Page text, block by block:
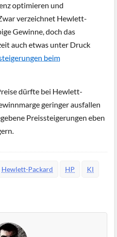
optimieren und
verzeichnet Hewlett-
Gewinne, doch das
auch etwas unter Druck
beim
dürfte bei Hewlett-
geringer ausfallen
Preissteigerungen eben
Hewlett-Packard HP KI